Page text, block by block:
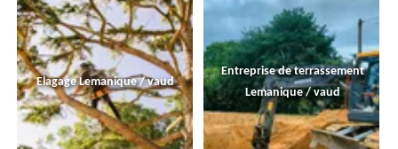
Elagage Lemanique / vaud
Entreprise de terrassement
Lemanique / vaud